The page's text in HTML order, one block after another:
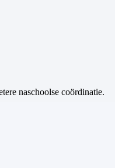
naschoolse coördinatie.